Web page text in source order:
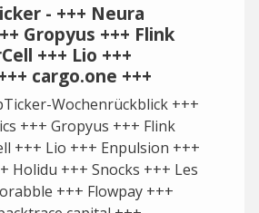
- +++ Neura
Gropyus +++ Flink
+++ Lio +++
cargo.one +++
Wochenrückblick +++
+++ Gropyus +++ Flink
+++ Lio +++ Enpulsion +++
Holidu +++ Snocks +++ Les
+++ Flowpay +++